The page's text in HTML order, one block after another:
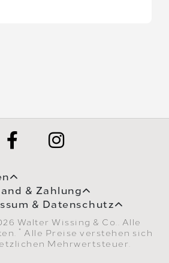
& Zahlung
& Datenschutz
Walter Wissing & Co.. Alle
* Alle Preise verstehen sich
Mehrwertsteuer.